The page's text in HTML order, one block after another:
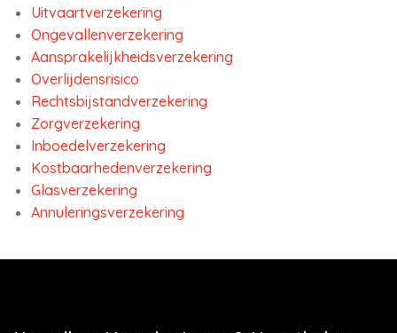
Uitvaartverzekering
Ongevallenverzekering
Aansprakelijkheidsverzekering
Overlijdensrisico
Rechtsbijstandverzekering
Zorgverzekering
Inboedelverzekering
Kostbaarhedenverzekering
Glasverzekering
Annuleringsverzekering